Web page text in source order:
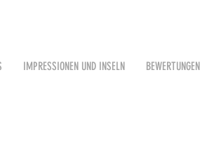
IMPRESSIONEN UND INSELN BEWERTUNGEN